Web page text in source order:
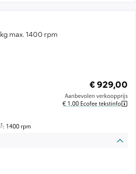
max. 1400 rpm
€ 929,00
Aanbevolen verkoopprijs
€ 1,00 Ecofee tekstinfo
Voetnoot 1: De maximale centrifugesnelheid wordt automatisch
1: 1400 rpm